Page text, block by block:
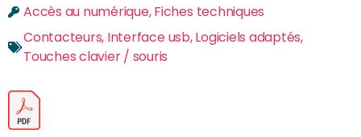
Accès au numérique,Fiches techniques
Contacteurs, Interface usb,Logiciels adaptés,
Touches clavier / souris